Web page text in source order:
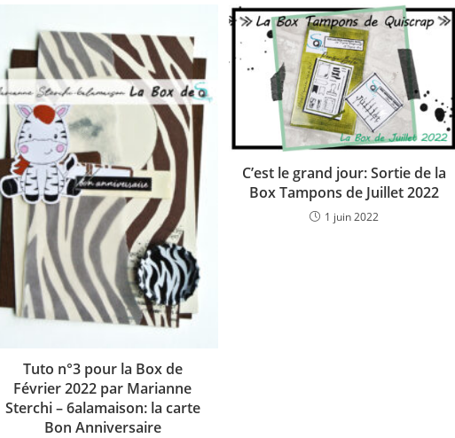
Tuto n°3 pour la Box de
Février 2022 par Marianne
Sterchi – 6alamaison: la carte
Bon Anniversaire
C’est le grand jour: Sortie de la
Box Tampons de Juillet 2022
1 juin 2022